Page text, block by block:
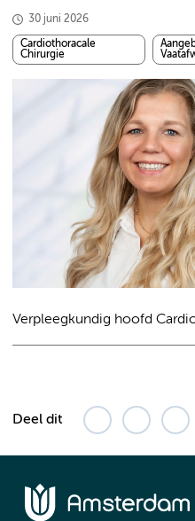
30 juni 2026
Cardiothoracale
Chirurgie
Verpleegkundig hoofd
Deel dit